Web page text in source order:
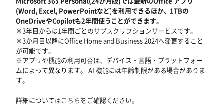
(Word, Excel, PowerPointなど)を利用できるほか、1TBの
OneDriveやCopilotも2年間使うことができます。
※3年目からは1年間ごとのサブスクリプションサービスです。
※3か月目以降にOffice Home and Business 2024へ変更すること
が可能です。
※アプリや機能の利用可否は、デバイス・言語・プラットフォー
ムによって異なります。 AI 機能には年齢制限がある場合がありま
す。
詳細についてはこちらをご確認ください。